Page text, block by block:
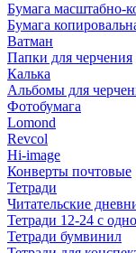
Бумага масштабно-
Бумага
Ватман
Папки для черчения
Калька
Альбомы для
Фотобумага
Lomond
Revcol
Hi-image
Конверты почтовые
Тетради
Читательские
Тетради 12-24 с
Тетради бумвинил